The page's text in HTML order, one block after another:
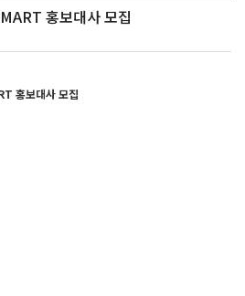
홍보대사 모집
홍보대사 모집